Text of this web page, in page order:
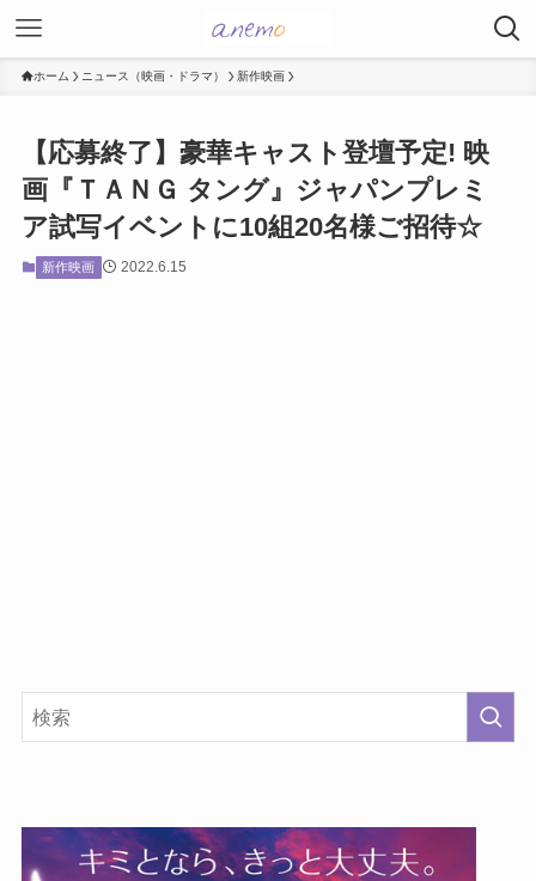
ホーム ニュース（映画・ドラマ） 新作映画
【応募終了】豪華キャスト登壇予定! 映
画『ＴＡＮＧ タング』ジャパンプレミ
ア試写イベントに10組20名様ご招待☆
新作映画 2022.6.15